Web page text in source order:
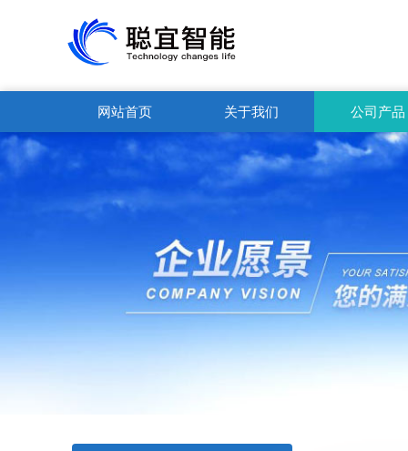
网站首页 关于我们 公司产品